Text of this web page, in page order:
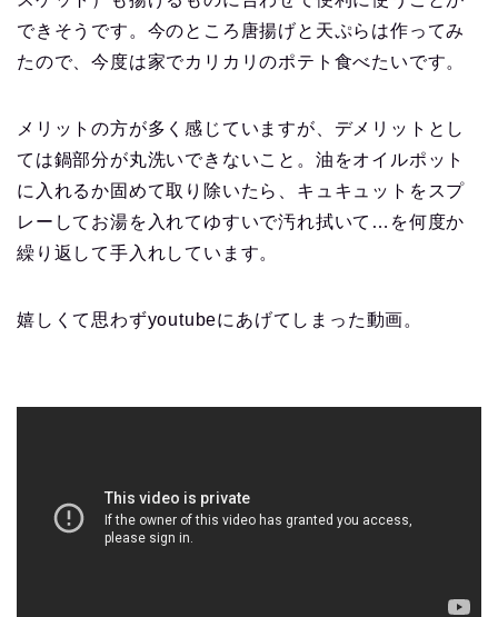
できそうです。今のところ唐揚げと天ぷらは作ってみ
たので、今度は家でカリカリのポテト食べたいです。
メリットの方が多く感じていますが、デメリットとし
ては鍋部分が丸洗いできないこと。油をオイルポット
に入れるか固めて取り除いたら、キュキュットをスプ
レーしてお湯を入れてゆすいで汚れ拭いて…を何度か
繰り返して手入れしています。
嬉しくて思わずyoutubeにあげてしまった動画。